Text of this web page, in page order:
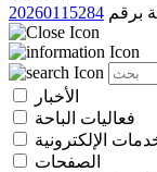
برقم
الأخبار
فعاليات الباحة
الإلكترونية
الصفحات